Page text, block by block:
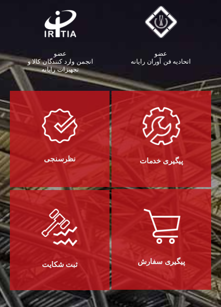
عضو
اتحادیه فن آوران رایانه
عضو
انجمن وارد کنندگان کالا و
تجهیزات رایانه‌
پیگیری خدمات نظرسنجی
پیگیری سفارش ثبت شکایت